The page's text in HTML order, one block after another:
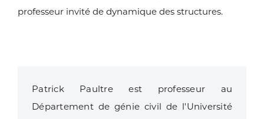
professeur invité de dynamique des structures.
Patrick Paultre est professeur au
Département de génie civil de l'Université